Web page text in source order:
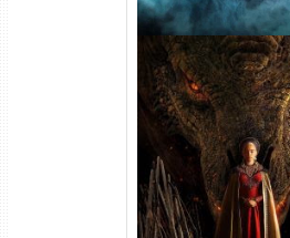
A Casa do
Temporada
WEB-DL 720p/
Áudio